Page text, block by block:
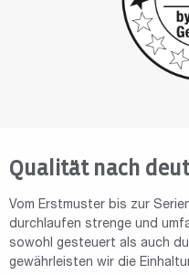
Qualität nach
Vom Erstmuster bis zur
durchlaufen strenge und
sowohl gesteuert als auch
gewährleisten wir die